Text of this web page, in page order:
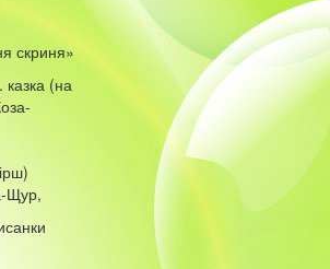
скриня»
казка (на
Щур,